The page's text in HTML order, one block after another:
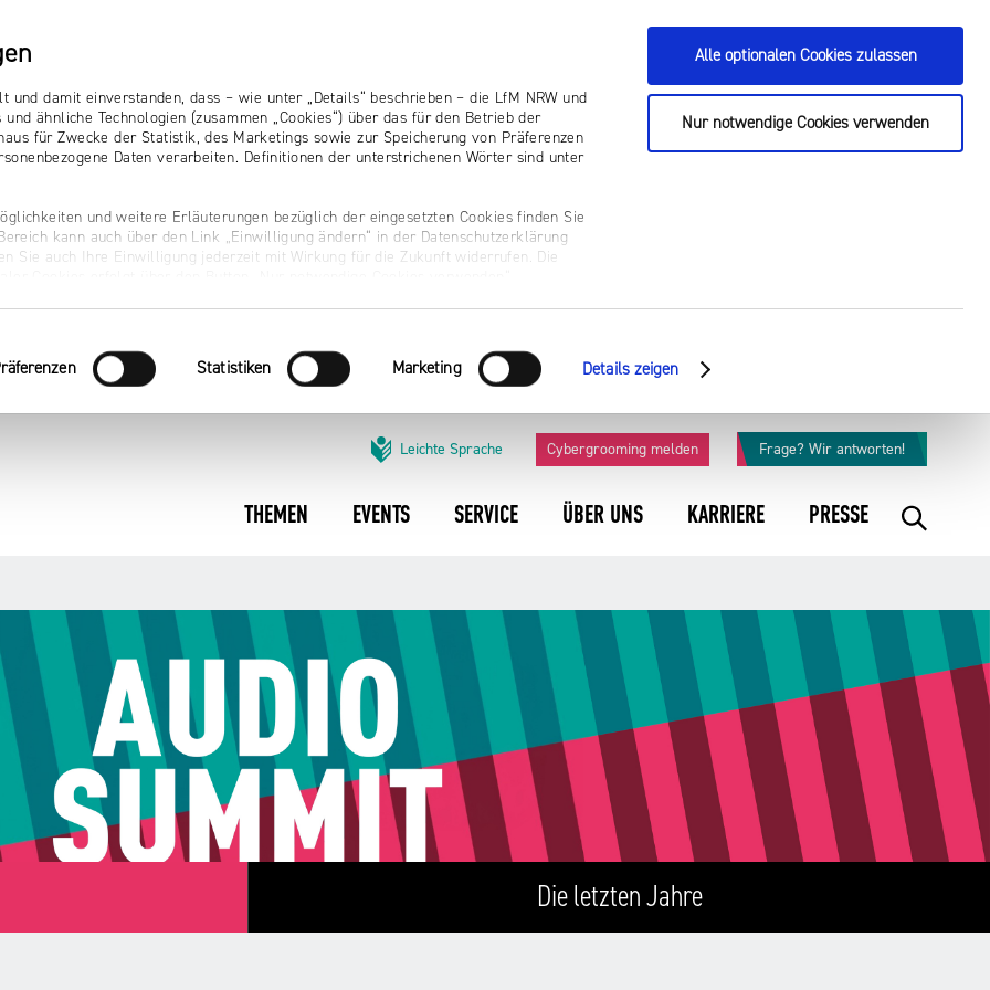
und damit einverstanden, dass – wie unter „Details“ beschrieben – die LfM NRW und
ähnliche Technologien (zusammen „Cookies“) über das für den Betrieb der
für Zwecke der Statistik, des Marketings sowie zur Speicherung von Präferenzen
Daten verarbeiten. Definitionen der unterstrichenen Wörter sind unter
und weitere Erläuterungen bezüglich der eingesetzten Cookies finden Sie
kann auch über den Link „Einwilligung ändern“ in der Datenschutzerklärung
Sie auch Ihre Einwilligung jederzeit mit Wirkung für die Zukunft widerrufen. Die
Statistiken Marketing Details zeigen
Alle optionalen Cookies zulassen
Nur notwendige Cookies verwenden
Leichte Sprache Cybergrooming melden Frage? Wir antworten!
THEMEN EVENTS SERVICE ÜBER UNS KARRIERE PRESSE
Die letzten Jahre